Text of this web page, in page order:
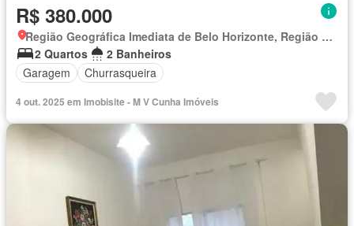
R$ 380.000
Região Geográfica Imediata de Belo Horizonte, Região Metropolitana de Belo Horizonte
2 Quartos
2 Banheiros
Garagem
Churrasqueira
4 out. 2025 em Imobisite - M V Cunha Imóveis